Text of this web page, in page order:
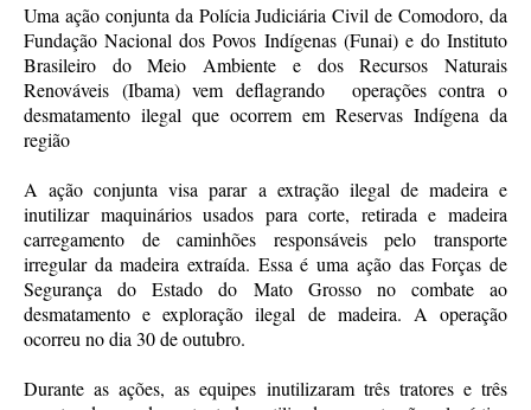
Uma ação conjunta da Polícia Judiciária Civil de Comodoro, da
Fundação Nacional dos Povos Indígenas (Funai) e do Instituto
Brasileiro do Meio Ambiente e dos Recursos Naturais
Renováveis (Ibama) vem deflagrando operações contra o
desmatamento ilegal que ocorrem em Reservas Indígena da
região
A ação conjunta visa parar a extração ilegal de madeira e
inutilizar maquinários usados para corte, retirada e madeira
carregamento de caminhões responsáveis pelo transporte
irregular da madeira extraída. Essa é uma ação das Forças de
Segurança do Estado do Mato Grosso no combate ao
desmatamento e exploração ilegal de madeira. A operação
ocorreu no dia 30 de outubro.
Durante as ações, as equipes inutilizaram três tratores e três